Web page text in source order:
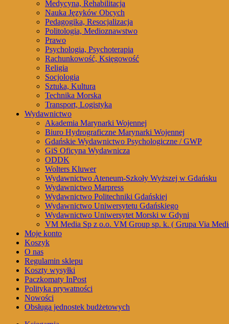
Medycyna, Rehabilitacja
Nauka Języków Obcych
Pedagogika, Resocjalizacja
Politologia, Medioznawstwo
Prawo
Psychologia, Psychoterapia
Rachunkowość, Księgowość
Religia
Socjologia
Sztuka, Kultura
Technika Morska
Transport, Logistyka
Wydawnictwo
Akademia Marynarki Wojennej
Biuro Hydrograficzne Marynarki Wojennej
Gdańskie Wydawnictwo Psychologiczne / GWP
GiS Oficyna Wydawnicza
ODDK
Wolters Kluwer
Wydawnictwo Ateneum-Szkoły Wyższej w Gdańsku
Wydawnictwo Marpress
Wydawnictwo Politechniki Gdańskiej
Wydawnictwo Uniwersytetu Gdańskiego
Wydawnictwo Uniwersytet Morski w Gdyni
VM Media Sp z o.o. VM Group sp. k. ( Grupa Via
Moje konto
Koszyk
O nas
Regulamin sklepu
Koszty wysyłki
Paczkomaty InPost
Polityka prywatności
Nowości
Obsługa jednostek budżetowych